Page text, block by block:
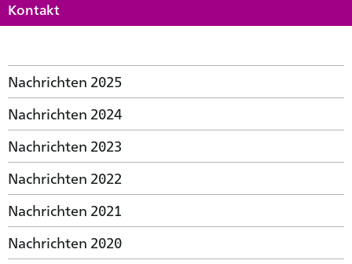
Kontakt
Nachrichten 2025
Nachrichten 2024
Nachrichten 2023
Nachrichten 2022
Nachrichten 2021
Nachrichten 2020